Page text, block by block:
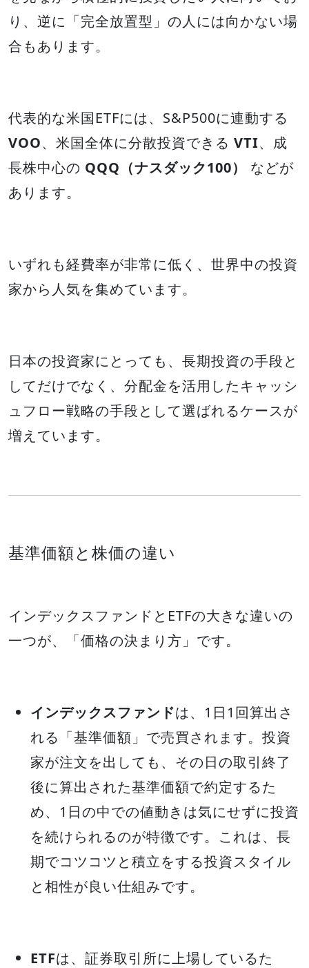
り、逆に「完全放置型」の人には向かない場
合もあります。
代表的な米国ETFには、S&P500に連動する
VOO、米国全体に分散投資できる VTI、成
長株中心の QQQ（ナスダック100）
などが
あります。
いずれも経費率が非常に低く、世界中の投資
家から人気を集めています。
日本の投資家にとっても、長期投資の手段と
してだけでなく、分配金を活用したキャッシ
ュフロー戦略の手段として選ばれるケースが
増えています。
基準価額と株価の違い
インデックスファンドとETFの大きな違いの
一つが、「価格の決まり方」です。
インデックスファンドは、1日1回算出さ
れる「基準価額」で売買されます。投資
家が注文を出しても、その日の取引終了
後に算出された基準価額で約定するた
め、1日の中での値動きは気にせずに投資
を続けられるのが特徴です。これは、長
期でコツコツと積立をする投資スタイル
と相性が良い仕組みです。
ETFは、証券取引所に上場しているた